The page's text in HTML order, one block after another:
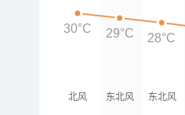
北风 东北风 东北风
30°C 29°C 28°C